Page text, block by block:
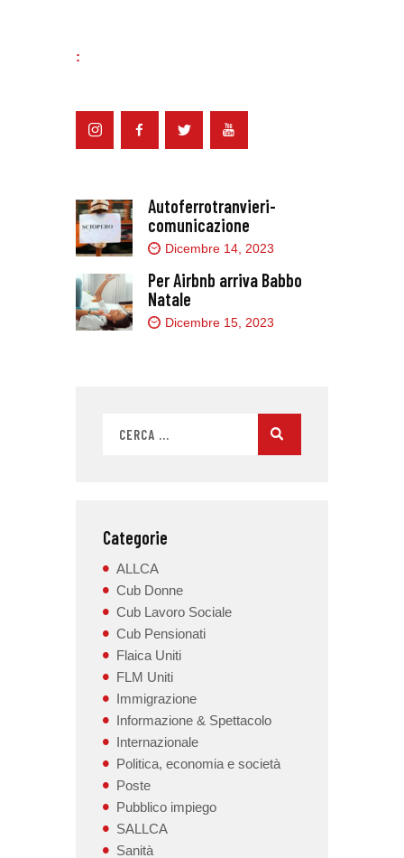
:
Autoferrotranvieri-
comunicazione
Dicembre 14, 2023
Per Airbnb arriva Babbo
Natale
Dicembre 15, 2023
Categorie
ALLCA
Cub Donne
Cub Lavoro Sociale
Cub Pensionati
Flaica Uniti
FLM Uniti
Immigrazione
Informazione & Spettacolo
Internazionale
Politica, economia e società
Poste
Pubblico impiego
SALLCA
Sanità